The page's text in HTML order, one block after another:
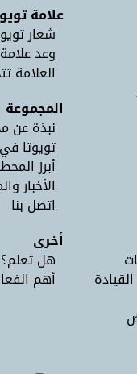
علامة
شعار
وعد
العلامة
المجموعة
نبذة عن
تويوتا
أبرز
الأخبار
اتصل بنا
أخرى
هل تعلم؟
أهم